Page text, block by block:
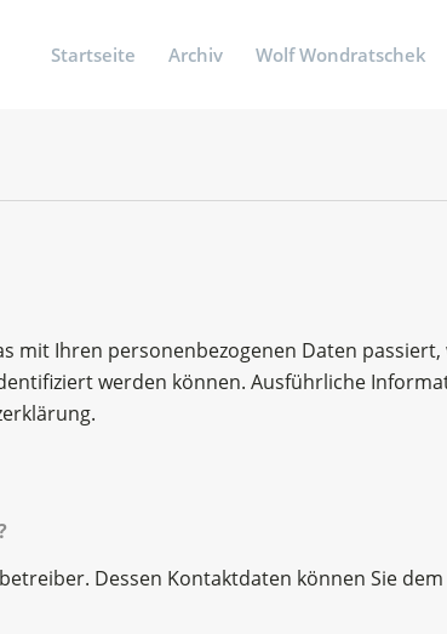
Startseite Archiv Wolf Wondratschek
mit Ihren personenbezogenen Daten
werden können. Ausführliche
Dessen Kontaktdaten können Sie